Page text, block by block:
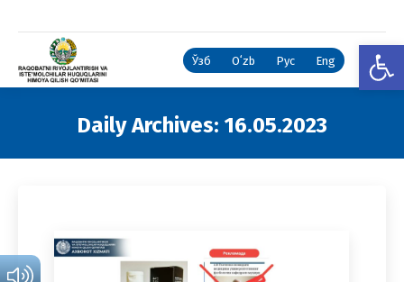
Ўзб Oʻzb Рус Eng
Daily Archives: 16.05.2023